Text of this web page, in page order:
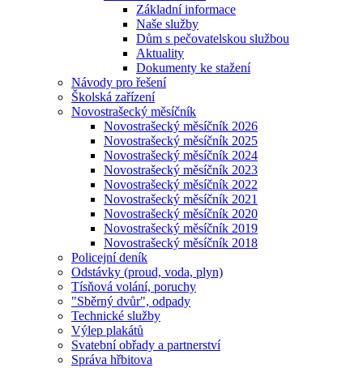
Základní informace
Naše služby
Dům s pečovatelskou službou
Aktuality
Dokumenty ke stažení
Návody pro řešení
Školská zařízení
Novostrašecký měsíčník
Novostrašecký měsíčník 2026
Novostrašecký měsíčník 2025
Novostrašecký měsíčník 2024
Novostrašecký měsíčník 2023
Novostrašecký měsíčník 2022
Novostrašecký měsíčník 2021
Novostrašecký měsíčník 2020
Novostrašecký měsíčník 2019
Novostrašecký měsíčník 2018
Policejní deník
Odstávky (proud, voda, plyn)
Tísňová volání, poruchy
"Sběrný dvůr", odpady
Technické služby
Výlep plakátů
Svatební obřady a partnerství
Správa hřbitova